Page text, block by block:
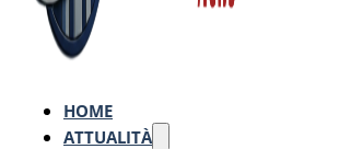
HOME
ATTUALITÀ